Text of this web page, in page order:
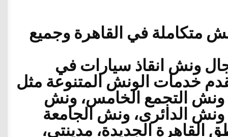
متكاملة في القاهرة وجميع
ونش انقاذ سيارات في
خدمات الونشالمتنوعة مثل
ونش التجمع الخامس،ونش
ونش الدائرى،ونش الجامعة
القاهرة الجديدة، مدينتي،